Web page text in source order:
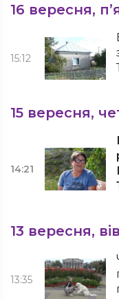
16 вересня,
15:12
15 вересня,
14:21
13 вересня,
13:35